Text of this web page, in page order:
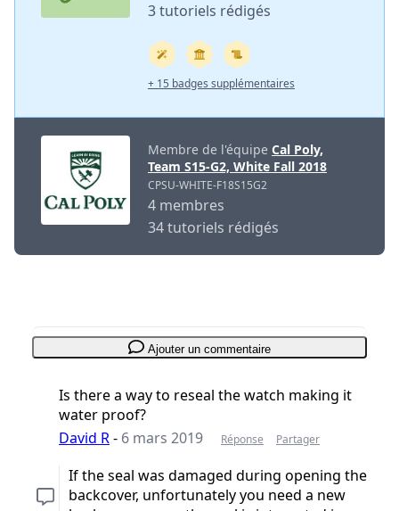
3 tutoriels rédigés
+ 15 badges supplémentaires
Membre de l'équipe Cal Poly,
Team S15-G2, White Fall 2018
CPSU-WHITE-F18S15G2
4 membres
34 tutoriels rédigés
Ajouter un commentaire
Is there a way to reseal the watch making it
water proof?
David R- 6 mars 2019 Réponse Partager
If the seal was damaged during opening the
backcover, unfortunately you need a new